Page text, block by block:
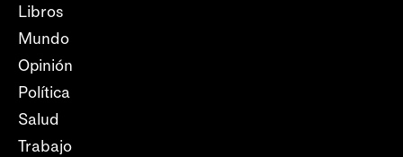
Libros
Mundo
Opinión
Política
Salud
Trabajo